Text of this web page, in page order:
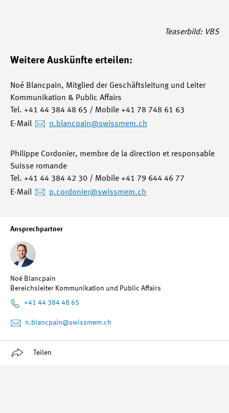
Ansprechpartner
Noé Blancpain
Bereichsleiter Kommunikation und Public Affairs
+41 44 384 48 65
n.blancpain@swissmem.ch
Teilen
Teaserbild: VBS
Weitere Auskünfte erteilen:
Noé Blancpain, Mitglied der Geschäftsleitung und Leiter
Kommunikation & Public Affairs
Tel. +41 44 384 48 65 / Mobile +41 78 748 61 63
E-Mail
n.blancpain@swissmem.ch
Philippe Cordonier, membre de la direction et responsable
Suisse romande
Tel. +41 44 384 42 30 / Mobile +41 79 644 46 77
E-Mail
p.cordonier@swissmem.ch